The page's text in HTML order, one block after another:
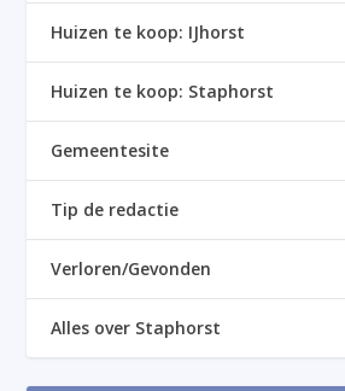
Huizen te koop: IJhorst
Huizen te koop: Staphorst
Gemeentesite
Tip de redactie
Verloren/Gevonden
Alles over Staphorst